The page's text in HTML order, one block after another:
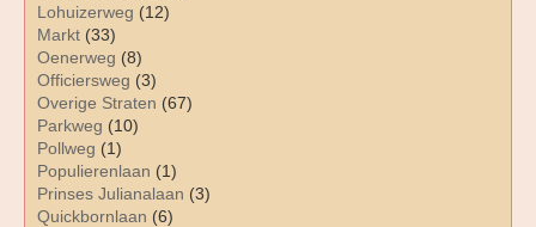
Lohuizerweg (12)
Markt (33)
Oenerweg (8)
Officiersweg (3)
Overige Straten (67)
Parkweg (10)
Pollweg (1)
Populierenlaan (1)
Prinses Julianalaan (3)
Quickbornlaan (6)